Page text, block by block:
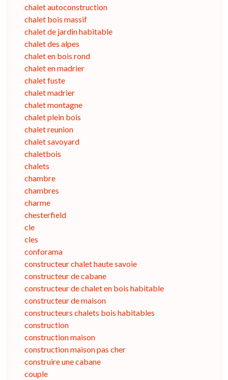
chalet autoconstruction
chalet bois massif
chalet de jardin habitable
chalet des alpes
chalet en bois rond
chalet en madrier
chalet fuste
chalet madrier
chalet montagne
chalet plein bois
chalet reunion
chalet savoyard
chaletbois
chalets
chambre
chambres
charme
chesterfield
cle
cles
conforama
constructeur chalet haute savoie
constructeur de cabane
constructeur de chalet en bois habitable
constructeur de maison
constructeurs chalets bois habitables
construction
construction maison
construction maison pas cher
construire une cabane
couple